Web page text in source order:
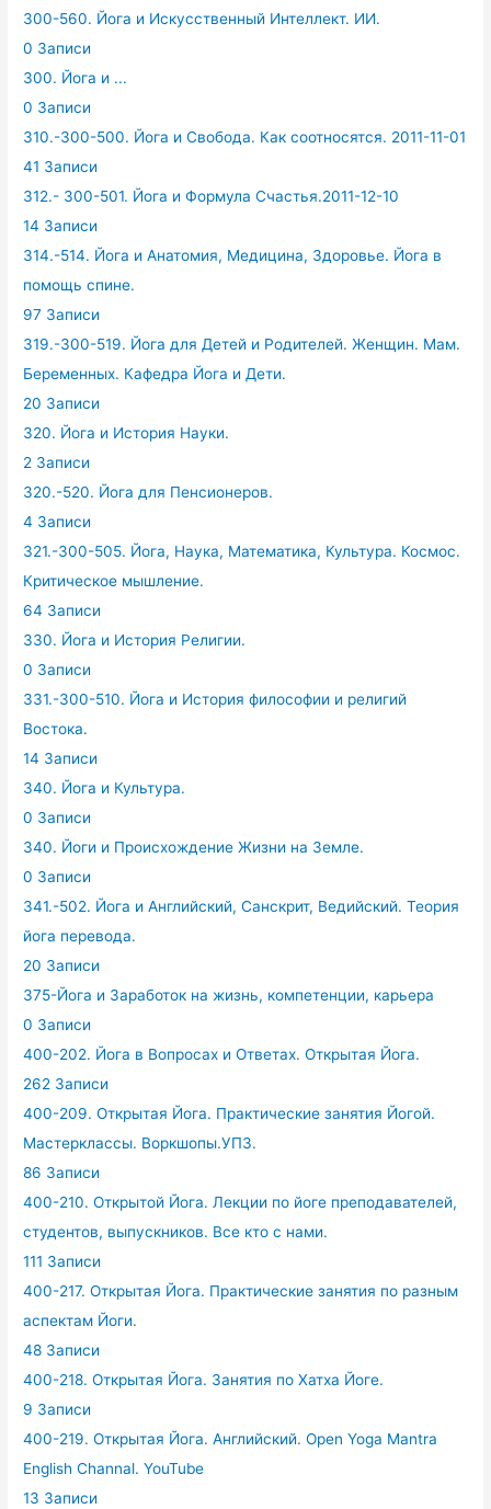
300-560. Йога и Искусственный Интеллект. ИИ.
0 Записи
300. Йога и ...
0 Записи
310.-300-500. Йога и Свобода. Как соотносятся. 2011-11-01
41 Записи
312.- 300-501. Йога и Формула Счастья.2011-12-10
14 Записи
314.-514. Йога и Анатомия, Медицина, Здоровье. Йога в
помощь спине.
97 Записи
319.-300-519. Йога для Детей и Родителей. Женщин. Мам.
Беременных. Кафедра Йога и Дети.
20 Записи
320. Йога и История Науки.
2 Записи
320.-520. Йога для Пенсионеров.
4 Записи
321.-300-505. Йога, Наука, Математика, Культура. Космос.
Критическое мышление.
64 Записи
330. Йога и История Религии.
0 Записи
331.-300-510. Йога и История философии и религий
Востока.
14 Записи
340. Йога и Культура.
0 Записи
340. Йоги и Происхождение Жизни на Земле.
0 Записи
341.-502. Йога и Английский, Санскрит, Ведийский. Теория
йога перевода.
20 Записи
375-Йога и Заработок на жизнь, компетенции, карьера
0 Записи
400-202. Йога в Вопросах и Ответах. Открытая Йога.
262 Записи
400-209. Открытая Йога. Практические занятия Йогой.
Мастерклассы. Воркшопы.УПЗ.
86 Записи
400-210. Открытой Йога. Лекции по йоге преподавателей,
студентов, выпускников. Все кто с нами.
111 Записи
400-217. Открытая Йога. Практические занятия по разным
аспектам Йоги.
48 Записи
400-218. Открытая Йога. Занятия по Хатха Йоге.
9 Записи
400-219. Открытая Йога. Английский. Open Yoga Mantra
English Channal. YouTube
13 Записи